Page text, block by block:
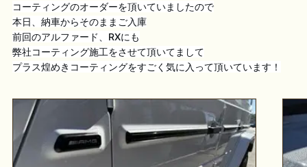
コーティングのオーダーを頂いていましたので
本日、納車からそのままご入庫
前回のアルファード、RXにも
弊社コーティング施工をさせて頂いてまして
プラス煌めきコーティングをすごく気に入って頂いています！